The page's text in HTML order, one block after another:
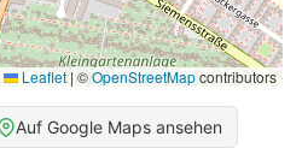
Leaflet|©OpenStreetMapcontributors
Auf Google Maps ansehen